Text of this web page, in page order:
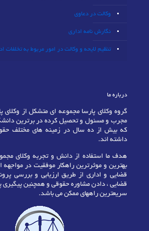
وکالت در دعاوی
نگارش نامه اداری
تنظیم لایحه و وکالت در امور مربوط به تخلفات
درباره ما
گروه وکلای پارسا مجموعه ای متشکل از وکلای
مجرب و مسئول و تحصیل کرده در برترین
که بیش از ده سال در زمینه های مختلف
داشته اند.
هدف ما استفاده از دانش و تجربه وکلای
بهترین و موثرترین راهکار موفقیت در
قضایی و اداری از طریق ارزیابی و بررسی
قضایی ، دادن مشاوره حقوقی و همچنین پیگیری
سریعترین راههای ممکن می باشد.